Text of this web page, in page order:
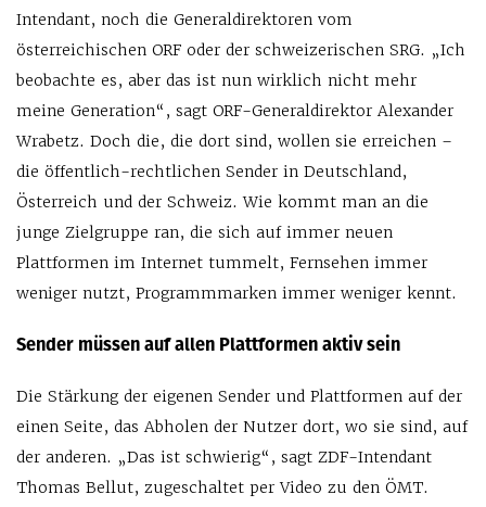
Intendant, noch die Generaldirektoren vom
österreichischen ORF oder der schweizerischen SRG. „Ich
beobachte es, aber das ist nun wirklich nicht mehr
meine Generation“, sagt ORF-Generaldirektor Alexander
Wrabetz. Doch die, die dort sind, wollen sie erreichen –
die öffentlich-rechtlichen Sender in Deutschland,
Österreich und der Schweiz. Wie kommt man an die
junge Zielgruppe ran, die sich auf immer neuen
Plattformen im Internet tummelt, Fernsehen immer
weniger nutzt, Programmmarken immer weniger kennt.
Sender müssen auf allen Plattformen aktiv sein
Die Stärkung der eigenen Sender und Plattformen auf der
einen Seite, das Abholen der Nutzer dort, wo sie sind, auf
der anderen. „Das ist schwierig“, sagt ZDF-Intendant
Thomas Bellut, zugeschaltet per Video zu den ÖMT.